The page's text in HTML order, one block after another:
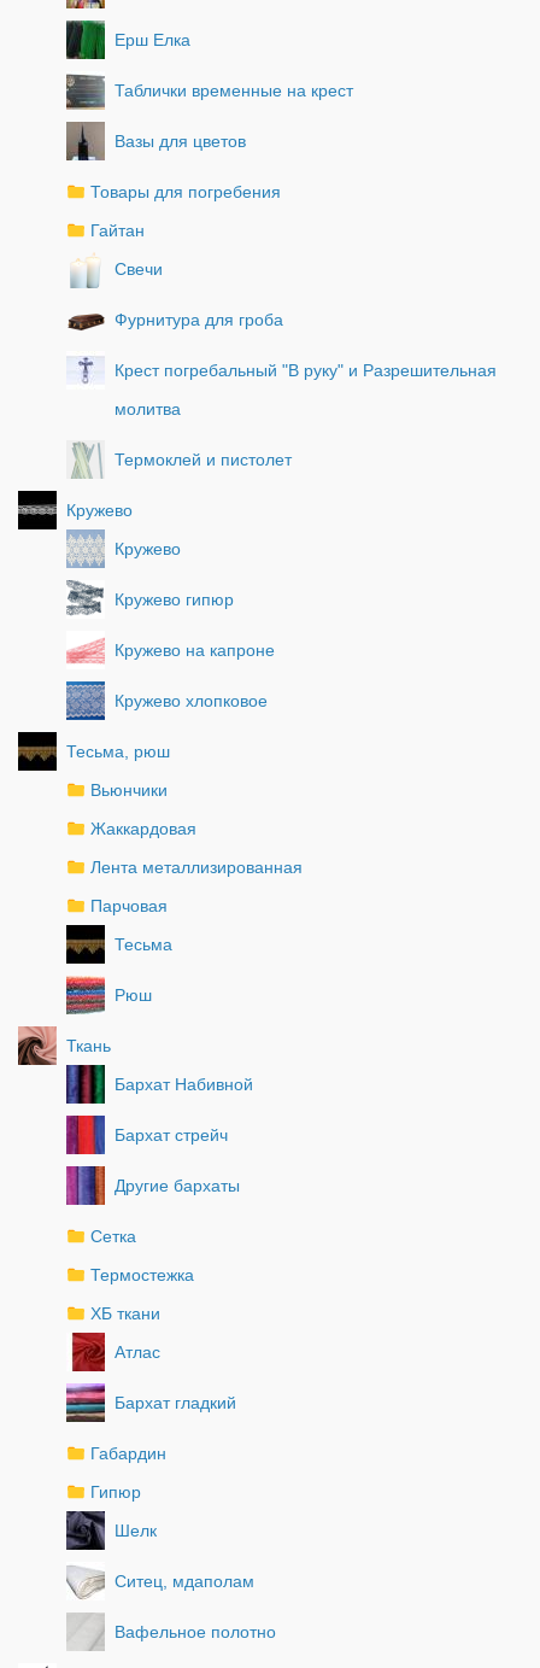
Ерш Елка
Таблички временные на крест
Вазы для цветов
Товары для погребения
Гайтан
Свечи
Фурнитура для гроба
Крест погребальный "В руку" и Разрешительная
молитва
Термоклей и пистолет
Кружево
Кружево
Кружево гипюр
Кружево на капроне
Кружево хлопковое
Тесьма, рюш
Вьюнчики
Жаккардовая
Лента металлизированная
Парчовая
Тесьма
Рюш
Ткань
Бархат Набивной
Бархат стрейч
Другие бархаты
Сетка
Термостежка
ХБ ткани
Атлас
Бархат гладкий
Габардин
Гипюр
Шелк
Ситец, мдаполам
Вафельное полотно